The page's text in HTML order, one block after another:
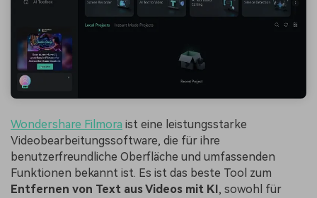
Wondershare Filmora ist eine leistungsstarke
Videobearbeitungssoftware, die für ihre
benutzerfreundliche Oberfläche und umfassenden
Funktionen bekannt ist. Es ist das beste Tool zum
Entfernen von Text aus Videos mit KI , sowohl für